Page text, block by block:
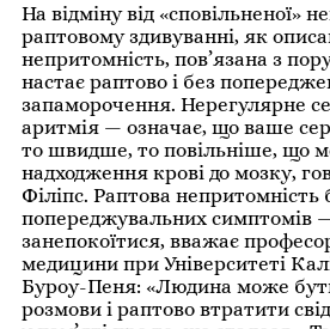
На відміну від «сповільненої»
раптовому здивуванні, як
непритомність, пов’язана з
настає раптово і без
запаморочення. Нерегулярне
аритмія — означає, що ваше
то швидше, то повільніше, що
надходження крові до мозку,
Філіпс. Раптова непритомність
попереджувальних симптомів
занепокоїтися, вважає
медицини при Університеті
Буроу-Пеня: «Людина може
розмови і раптово втратити